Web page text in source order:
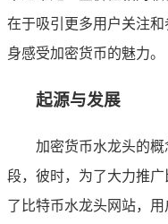
在于吸引更多用户关注
身感受加密货币的魅力。
起源与发展
加密货币水龙头的
段，彼时，为了大力推
了比特币水龙头网站，